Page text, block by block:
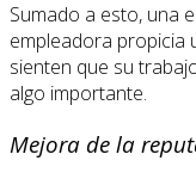
Sumado a esto, una
empleadora propicia
sienten que su
algo importante.
Mejora de la